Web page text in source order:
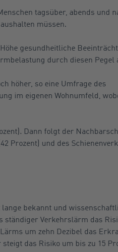
tagsüber, abends und
müssen.
gesundheitliche
durch diesen Pegel
höher, so eine Umfrage des
im eigenen Wohnumfeld,
Dann folgt der
Prozent) und des
bekannt und
ständiger Verkehrslärm das
um zehn Dezibel das
das Risiko um bis zu 15